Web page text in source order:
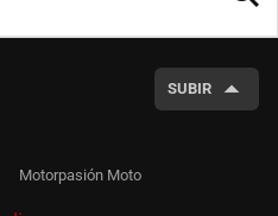
SUBIR
Motorpasión Moto